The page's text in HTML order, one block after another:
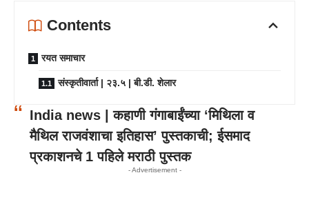
Contents
रयत समाचार
संस्कृतीवार्ता | २३.५ | बी.डी. शेलार
India news | कहाणी गंगाबाईंच्या ‘मिथिला व
मैथिल राजवंशाचा इतिहास’ पुस्तकाची; ईसमाद
प्रकाशनचे 1 पहिले मराठी पुस्तक
- Advertisement -